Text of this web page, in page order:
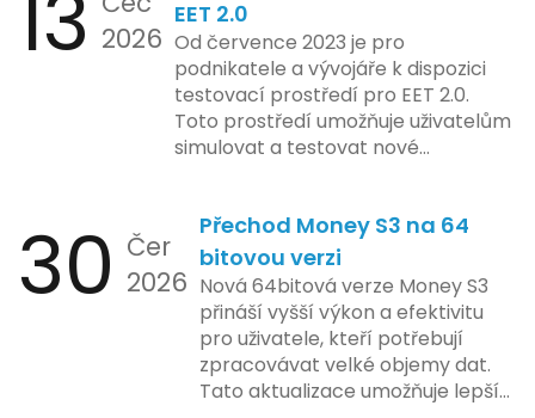
mohla porušovat určité zákonné
limity na ochranu osobních údajů.
Tato technologie se zaměřuje na
pokročilé sledování uživatelských
aktivit, což vyvolalo obavy ohledně
soukromí a ochrany dat uživatelů.
bezpečnost a ochranu spotřebitelů,
regulační orgány různých zemí jsou
na pozoru a sledují vývoj celého
případu velmi bedlivě. Vedení
společnosti zatím neposkytlo
podrobnější informace o
konkrétních záměrech či časové
ose zavedení této technologie.
2026
EET 2.0
Od července 2023 je pro
podnikatele a vývojáře k dispozici
testovací prostředí pro EET 2.0.
Toto prostředí umožňuje uživatelům
simulovat a testovat nové
kontrolovaném prostředí. Uživatelé
mají možnost předem se seznámit s
aktualizacemi, a tím lépe připravit
své systémy na oficiální zavedení
nového systému.
30 Čer
2026
Přechod Money S3 na 64
bitovou verzi
Nová 64bitová verze Money S3
přináší vyšší výkon a efektivitu
pro uživatele, kteří potřebují
zpracovávat velké objemy dat.
Tato aktualizace umožňuje lepší